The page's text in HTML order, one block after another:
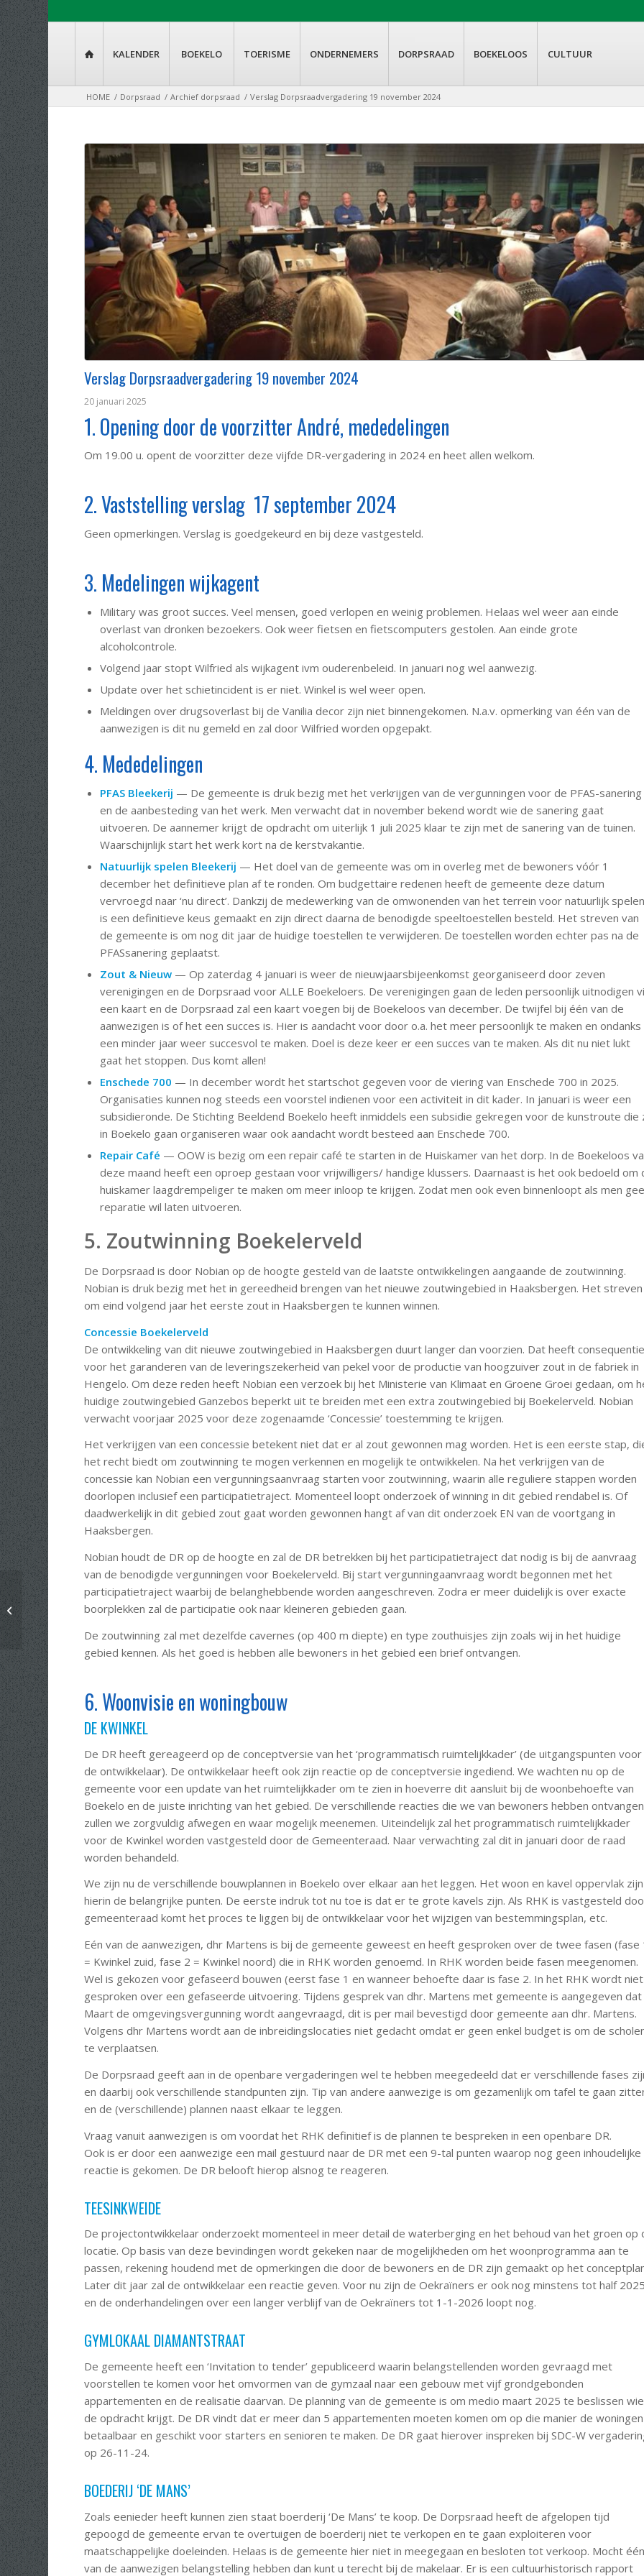
 KALENDER BOEKELO TOERISME ONDERNEMERS DORPSRAAD BOEKELOOS CULTUUR
HOME / Dorpsraad / Archief dorpsraad / Verslag Dorpsraadvergadering 19 november 2024
Verslag Dorpsraadvergadering 19 november 2024
20 januari 2025
1. Opening door de voorzitter André, mededelingen
Om 19.00 u. opent de voorzitter deze vijfde DR-vergadering in 2024 en heet allen welkom.
2. Vaststelling verslag 17 september 2024
Geen opmerkingen. Verslag is goedgekeurd en bij deze vastgesteld.
3. Medelingen wijkagent
Military was groot succes. Veel mensen, goed verlopen en weinig problemen. Helaas wel weer aan einde
overlast van dronken bezoekers. Ook weer fietsen en fietscomputers gestolen. Aan einde grote
alcoholcontrole.
Volgend jaar stopt Wilfried als wijkagent ivm ouderenbeleid. In januari nog wel aanwezig.
Update over het schietincident is er niet. Winkel is wel weer open.
Meldingen over drugsoverlast bij de Vanilia decor zijn niet binnengekomen. N.a.v. opmerking van één van de
aanwezigen is dit nu gemeld en zal door Wilfried worden opgepakt.
4. Mededelingen
PFAS Bleekerij — De gemeente is druk bezig met het verkrijgen van de vergunningen voor de PFAS-sanering
en de aanbesteding van het werk. Men verwacht dat in november bekend wordt wie de sanering gaat
uitvoeren. De aannemer krijgt de opdracht om uiterlijk 1 juli 2025 klaar te zijn met de sanering van de tuinen.
Waarschijnlijk start het werk kort na de kerstvakantie.
Natuurlijk spelen Bleekerij — Het doel van de gemeente was om in overleg met de bewoners vóór 1
december het definitieve plan af te ronden. Om budgettaire redenen heeft de gemeente deze datum
vervroegd naar ‘nu direct’. Dankzij de medewerking van de omwonenden van het terrein voor natuurlijk
is een definitieve keus gemaakt en zijn direct daarna de benodigde speeltoestellen besteld. Het streven van
de gemeente is om nog dit jaar de huidige toestellen te verwijderen. De toestellen worden echter pas na de
PFASsanering geplaatst.
Zout & Nieuw — Op zaterdag 4 januari is weer de nieuwjaarsbijeenkomst georganiseerd door zeven
verenigingen en de Dorpsraad voor ALLE Boekeloers. De verenigingen gaan de leden persoonlijk uitnodigen
een kaart en de Dorpsraad zal een kaart voegen bij de Boekeloos van december. De twijfel bij één van de
aanwezigen is of het een succes is. Hier is aandacht voor door o.a. het meer persoonlijk te maken en ondanks
een minder jaar weer succesvol te maken. Doel is deze keer er een succes van te maken. Als dit nu niet lukt
gaat het stoppen. Dus komt allen!
Enschede 700 — In december wordt het startschot gegeven voor de viering van Enschede 700 in 2025.
Organisaties kunnen nog steeds een voorstel indienen voor een activiteit in dit kader. In januari is weer een
subsidieronde. De Stichting Beeldend Boekelo heeft inmiddels een subsidie gekregen voor de kunstroute die
in Boekelo gaan organiseren waar ook aandacht wordt besteed aan Enschede 700.
Repair Café — OOW is bezig om een repair café te starten in de Huiskamer van het dorp. In de Boekeloos
deze maand heeft een oproep gestaan voor vrijwilligers/ handige klussers. Daarnaast is het ook bedoeld om
huiskamer laagdrempeliger te maken om meer inloop te krijgen. Zodat men ook even binnenloopt als men
reparatie wil laten uitvoeren.
5. Zoutwinning Boekelerveld
De Dorpsraad is door Nobian op de hoogte gesteld van de laatste ontwikkelingen aangaande de zoutwinning.
Nobian is druk bezig met het in gereedheid brengen van het nieuwe zoutwingebied in Haaksbergen. Het
om eind volgend jaar het eerste zout in Haaksbergen te kunnen winnen.
Concessie Boekelerveld
De ontwikkeling van dit nieuwe zoutwingebied in Haaksbergen duurt langer dan voorzien. Dat heeft
voor het garanderen van de leveringszekerheid van pekel voor de productie van hoogzuiver zout in de fabriek in
Hengelo. Om deze reden heeft Nobian een verzoek bij het Ministerie van Klimaat en Groene Groei gedaan, om
huidige zoutwingebied Ganzebos beperkt uit te breiden met een extra zoutwingebied bij Boekelerveld. Nobian
verwacht voorjaar 2025 voor deze zogenaamde ‘Concessie’ toestemming te krijgen.
Het verkrijgen van een concessie betekent niet dat er al zout gewonnen mag worden. Het is een eerste stap,
het recht biedt om zoutwinning te mogen verkennen en mogelijk te ontwikkelen. Na het verkrijgen van de
concessie kan Nobian een vergunningsaanvraag starten voor zoutwinning, waarin alle reguliere stappen worden
doorlopen inclusief een participatietraject. Momenteel loopt onderzoek of winning in dit gebied rendabel is. Of
daadwerkelijk in dit gebied zout gaat worden gewonnen hangt af van dit onderzoek EN van de voortgang in
Haaksbergen.
Nobian houdt de DR op de hoogte en zal de DR betrekken bij het participatietraject dat nodig is bij de aanvraag
van de benodigde vergunningen voor Boekelerveld. Bij start vergunningaanvraag wordt begonnen met het
participatietraject waarbij de belanghebbende worden aangeschreven. Zodra er meer duidelijk is over exacte
boorplekken zal de participatie ook naar kleineren gebieden gaan.
De zoutwinning zal met dezelfde cavernes (op 400 m diepte) en type zouthuisjes zijn zoals wij in het huidige
gebied kennen. Als het goed is hebben alle bewoners in het gebied een brief ontvangen.
6. Woonvisie en woningbouw
DE KWINKEL
De DR heeft gereageerd op de conceptversie van het ‘programmatisch ruimtelijkkader’ (de uitgangspunten voor
de ontwikkelaar). De ontwikkelaar heeft ook zijn reactie op de conceptversie ingediend. We wachten nu op de
gemeente voor een update van het ruimtelijkkader om te zien in hoeverre dit aansluit bij de woonbehoefte van
Boekelo en de juiste inrichting van het gebied. De verschillende reacties die we van bewoners hebben
zullen we zorgvuldig afwegen en waar mogelijk meenemen. Uiteindelijk zal het programmatisch ruimtelijkkader
voor de Kwinkel worden vastgesteld door de Gemeenteraad. Naar verwachting zal dit in januari door de raad
worden behandeld.
We zijn nu de verschillende bouwplannen in Boekelo over elkaar aan het leggen. Het woon en kavel oppervlak zijn
hierin de belangrijke punten. De eerste indruk tot nu toe is dat er te grote kavels zijn. Als RHK is vastgesteld
gemeenteraad komt het proces te liggen bij de ontwikkelaar voor het wijzigen van bestemmingsplan, etc.
Eén van de aanwezigen, dhr Martens is bij de gemeente geweest en heeft gesproken over de twee fasen (fase
= Kwinkel zuid, fase 2 = Kwinkel noord) die in RHK worden genoemd. In RHK worden beide fasen meegenomen.
Wel is gekozen voor gefaseerd bouwen (eerst fase 1 en wanneer behoefte daar is fase 2. In het RHK wordt niet
gesproken over een gefaseerde uitvoering. Tijdens gesprek van dhr. Martens met gemeente is aangegeven dat
Maart de omgevingsvergunning wordt aangevraagd, dit is per mail bevestigd door gemeente aan dhr. Martens.
Volgens dhr Martens wordt aan de inbreidingslocaties niet gedacht omdat er geen enkel budget is om de
te verplaatsen.
De Dorpsraad geeft aan in de openbare vergaderingen wel te hebben meegedeeld dat er verschillende fases
en daarbij ook verschillende standpunten zijn. Tip van andere aanwezige is om gezamenlijk om tafel te gaan
en de (verschillende) plannen naast elkaar te leggen.
Vraag vanuit aanwezigen is om voordat het RHK definitief is de plannen te bespreken in een openbare DR.
Ook is er door een aanwezige een mail gestuurd naar de DR met een 9-tal punten waarop nog geen inhoudelijke
reactie is gekomen. De DR belooft hierop alsnog te reageren.
TEESINKWEIDE
De projectontwikkelaar onderzoekt momenteel in meer detail de waterberging en het behoud van het groen op
locatie. Op basis van deze bevindingen wordt gekeken naar de mogelijkheden om het woonprogramma aan te
passen, rekening houdend met de opmerkingen die door de bewoners en de DR zijn gemaakt op het
Later dit jaar zal de ontwikkelaar een reactie geven. Voor nu zijn de Oekraïners er ook nog minstens tot half
en de onderhandelingen over een langer verblijf van de Oekraïners tot 1-1-2026 loopt nog.
GYMLOKAAL DIAMANTSTRAAT
De gemeente heeft een ‘Invitation to tender’ gepubliceerd waarin belangstellenden worden gevraagd met
voorstellen te komen voor het omvormen van de gymzaal naar een gebouw met vijf grondgebonden
appartementen en de realisatie daarvan. De planning van de gemeente is om medio maart 2025 te beslissen wie
de opdracht krijgt. De DR vindt dat er meer dan 5 appartementen moeten komen om op die manier de woningen
betaalbaar en geschikt voor starters en senioren te maken. De DR gaat hierover inspreken bij SDC-W
op 26-11-24.
BOEDERIJ ‘DE MANS’
Zoals eenieder heeft kunnen zien staat boerderij ‘De Mans’ te koop. De Dorpsraad heeft de afgelopen tijd
gepoogd de gemeente ervan te overtuigen de boerderij niet te verkopen en te gaan exploiteren voor
maatschappelijke doeleinden. Helaas is de gemeente hier niet in meegegaan en besloten tot verkoop. Mocht
van de aanwezigen belangstelling hebben dan kunt u terecht bij de makelaar. Er is een cultuurhistorisch rapport
Verslag Dorpsraadvergadering 17